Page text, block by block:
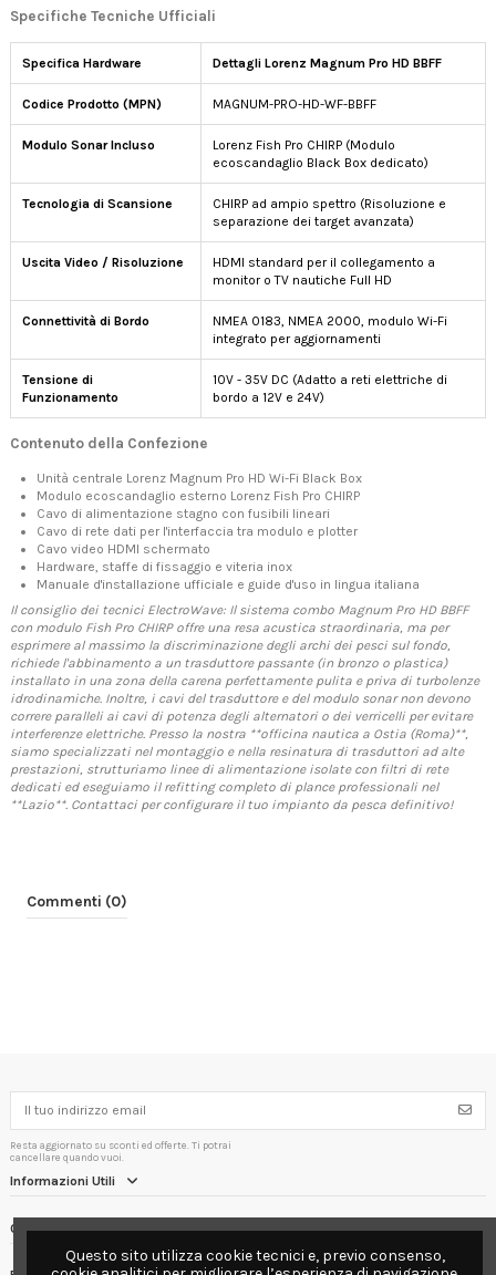
Specifiche Tecniche Ufficiali
Specifica Hardware Dettagli Lorenz Magnum Pro HD BBFF
Codice Prodotto (MPN) MAGNUM-PRO-HD-WF-BBFF
Modulo Sonar Incluso
Lorenz Fish Pro CHIRP (Modulo
ecoscandaglio Black Box dedicato)
Tecnologia di Scansione
CHIRP ad ampio spettro (Risoluzione e
separazione dei target avanzata)
Uscita Video / Risoluzione
HDMI standard per il collegamento a
monitor o TV nautiche Full HD
Connettività di Bordo
NMEA 0183, NMEA 2000, modulo Wi-Fi
integrato per aggiornamenti
Tensione di
Funzionamento
10V - 35V DC (Adatto a reti elettriche di
bordo a 12V e 24V)
Contenuto della Confezione
Unità centrale Lorenz Magnum Pro HD Wi-Fi Black Box
Modulo ecoscandaglio esterno Lorenz Fish Pro CHIRP
Cavo di alimentazione stagno con fusibili lineari
Cavo di rete dati per l'interfaccia tra modulo e plotter
Cavo video HDMI schermato
Hardware, staffe di fissaggio e viteria inox
Manuale d'installazione ufficiale e guide d'uso in lingua italiana
Il consiglio dei tecnici ElectroWave: Il sistema combo Magnum Pro HD BBFF
con modulo Fish Pro CHIRP offre una resa acustica straordinaria, ma per
esprimere al massimo la discriminazione degli archi dei pesci sul fondo,
richiede l'abbinamento a un trasduttore passante (in bronzo o plastica)
installato in una zona della carena perfettamente pulita e priva di turbolenze
idrodinamiche. Inoltre, i cavi del trasduttore e del modulo sonar non devono
correre paralleli ai cavi di potenza degli alternatori o dei verricelli per evitare
interferenze elettriche. Presso la nostra **officina nautica a Ostia (Roma)**,
siamo specializzati nel montaggio e nella resinatura di trasduttori ad alte
prestazioni, strutturiamo linee di alimentazione isolate con filtri di rete
dedicati ed eseguiamo il refitting completo di plance professionali nel
**Lazio**. Contattaci per configurare il tuo impianto da pesca definitivo!
Commenti (0)
Resta aggiornato su sconti ed offerte. Ti potrai
cancellare quando vuoi.
Informazioni Utili
Contact us
Questo sito utilizza cookie tecnici e, previo consenso,